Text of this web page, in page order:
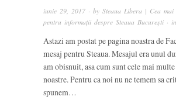
iunie 29, 2017 · by Steaua Libera | Cea
pentru informații despre Steaua București · in
Astazi am postat pe pagina noastra de
mesaj pentru Steaua. Mesajul era unul
am obisnuit, asa cum sunt cele mai
noastre. Pentru ca noi nu ne temem sa
spunem…